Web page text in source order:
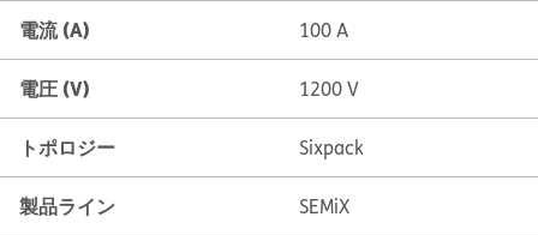
電流 (A) 100 A
電圧 (V) 1200 V
トポロジー Sixpack
製品ライン SEMiX